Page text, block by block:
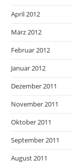
April 2012
März 2012
Februar 2012
Januar 2012
Dezember 2011
November 2011
Oktober 2011
September 2011
August 2011